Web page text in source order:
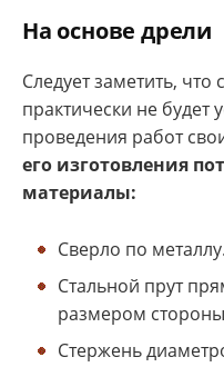
На основе дрели
Следует заметить,
практически не будет
проведения работ
его изготовления
материалы:
Сверло по металлу.
Стальной прут
размером
Стержень